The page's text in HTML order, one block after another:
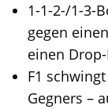
1-1-2-/1-3-
gegen
einen
F1
Gegners –